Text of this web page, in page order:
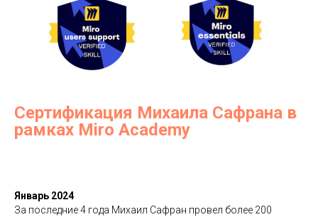
Сертификация Михаила Сафрана в
рамках Miro Academy
Январь 2024
За последние 4 года Михаил Сафран провел более 200